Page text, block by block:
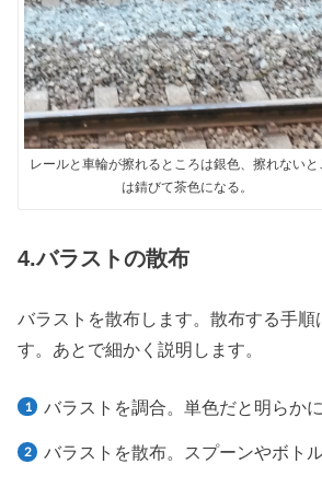
レールと車輪が擦れるところは銀色、擦れないと
は錆びて茶色になる。
4.バラストの散布
バラストを散布します。散布する手順
す。あとで細かく説明します。
バラストを調合。単色だと明らか
バラストを散布。スプーンやボト